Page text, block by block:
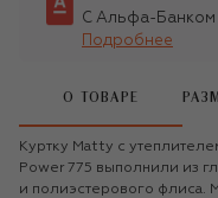
С Альфа-Банком
Подробнее
О ТОВАРЕ
Куртку Matty с
Power 775 выполнили из
и полиэстерового флиса.